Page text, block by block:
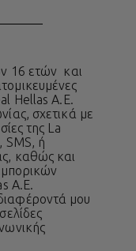
16 ετών και
Hellas A.E.
σχετικά με
της La
SMS, ή
καθώς και
A.E.
μου